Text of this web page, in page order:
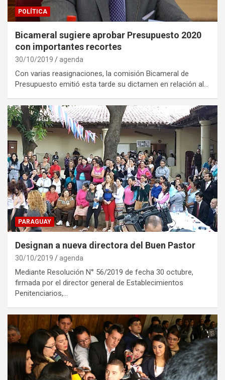
POLÍTICA
Bicameral sugiere aprobar Presupuesto 2020
con importantes recortes
30/10/2019 agenda
Con varias reasignaciones, la comisión Bicameral de
Presupuesto emitió esta tarde su dictamen en relación al…
PARAGUAY
Designan a nueva directora del Buen Pastor
30/10/2019 agenda
Mediante Resolución N° 56/2019 de fecha 30 octubre,
firmada por el director general de Establecimientos
Penitenciarios,…